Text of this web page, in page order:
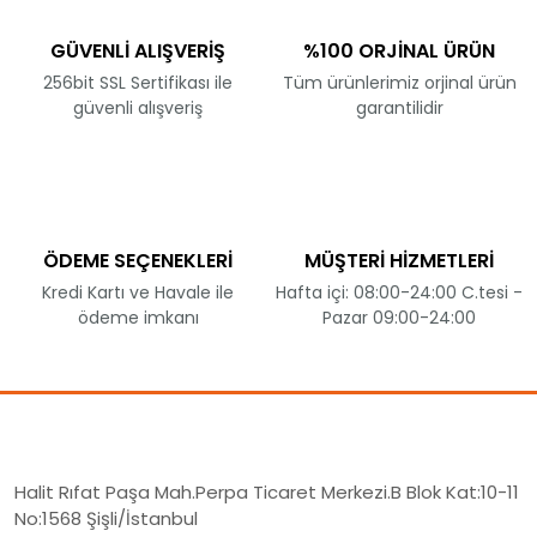
GÜVENLİ ALIŞVERİŞ
256bit SSL Sertifikası ile
güvenli alışveriş
%100 ORJİNAL ÜRÜN
Tüm ürünlerimiz orjinal ürün
garantilidir
ÖDEME SEÇENEKLERİ
Kredi Kartı ve Havale ile
ödeme imkanı
MÜŞTERİ HİZMETLERİ
Hafta içi: 08:00-24:00 C.tesi -
Pazar 09:00-24:00
Halit Rıfat Paşa Mah.Perpa Ticaret Merkezi.B Blok Kat:10-11
No:1568 Şişli/İstanbul